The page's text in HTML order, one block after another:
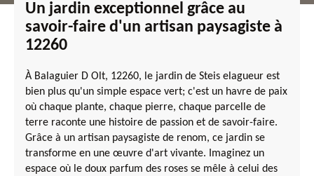
Un jardin exceptionnel grâce au
savoir-faire d'un artisan paysagiste à
12260
À Balaguier D Olt, 12260, le jardin de Steis elagueur est
bien plus qu'un simple espace vert; c'est un havre de paix
où chaque plante, chaque pierre, chaque parcelle de
terre raconte une histoire de passion et de savoir-faire.
Grâce à un artisan paysagiste de renom, ce jardin se
transforme en une œuvre d'art vivante. Imaginez un
espace où le doux parfum des roses se mêle à celui des